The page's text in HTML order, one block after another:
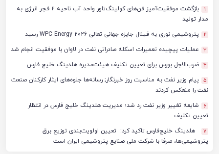
1
بازگشت موفقیت‌آمیز فن‌های کولینگ‌تاور واحد آب ناحیه ۲ فجر انرژی به
مدار تولید
2 پتروشیمی نوری به فینال جایزه جهانی تعالی WPC Energy 2026 رسید
3 عملیات پیچیده تعمیرات اسکله صادراتی نفت در لاوان با موفقیت انجام شد
4 ضرب‌الاجل بورس برای تعیین تکلیف هیئت‌مدیره هلدینگ خلیج فارس
5
پیام وزیر نفت به مناسبت روز خبرنگار; رسانه‌ها جلوه‌های ایثار کارکنان صنعت
نفت را منعکس کردند
6
شایعه تغییر وزیر نفت رد شد؛ مدیریت هلدینگ خلیج فارس در انتظار
تعیین تکلیف
7
هلدینگ خلیج‌فارس تاکید کرد: تعیین اولویت‌بندی توزیع برق
پتروشیمی‌ها، صرفا با شرکت ملی صنایع پتروشیمی ایران است